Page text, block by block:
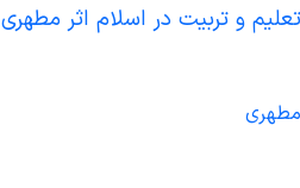
و تربیت در اسلام اثر مطهری
مطهری